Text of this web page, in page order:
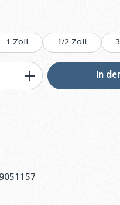
ist zurzeit nicht verfügbar.)
1 Zoll 1/2 Zoll
Gib den In